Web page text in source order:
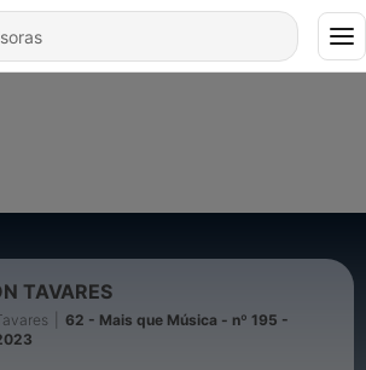
TAVARES
62 - Mais que Música - nº 195 -